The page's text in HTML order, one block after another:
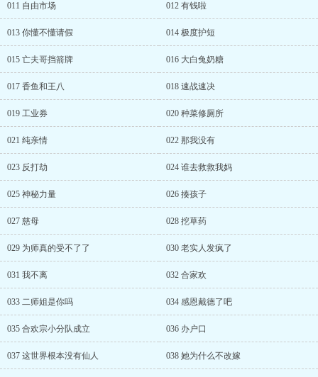
011 自由市场 012 有钱啦
013 你懂不懂请假 014 极度护短
015 亡夫哥挡箭牌 016 大白兔奶糖
017 香鱼和王八 018 速战速决
019 工业券 020 种菜修厕所
021 纯亲情 022 那我没有
023 反打劫 024 谁去救救我妈
025 神秘力量 026 揍孩子
027 慈母 028 挖草药
029 为师真的受不了了 030 老实人发疯了
031 我不离 032 合家欢
033 二师姐是你吗 034 感恩戴德了吧
035 合欢宗小分队成立 036 办户口
037 这世界根本没有仙人 038 她为什么不改嫁